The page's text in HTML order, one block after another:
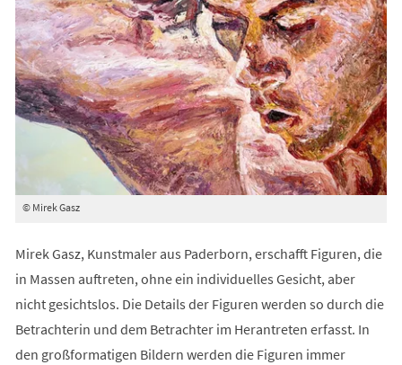
© Mirek Gasz
Mirek Gasz, Kunstmaler aus Paderborn, erschafft Figuren, die
in Massen auftreten, ohne ein individuelles Gesicht, aber
nicht gesichtslos. Die Details der Figuren werden so durch die
Betrachterin und dem Betrachter im Herantreten erfasst. In
den großformatigen Bildern werden die Figuren immer